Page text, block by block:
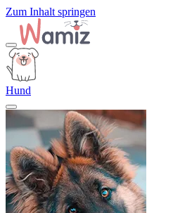
Zum Inhalt springen
Hund